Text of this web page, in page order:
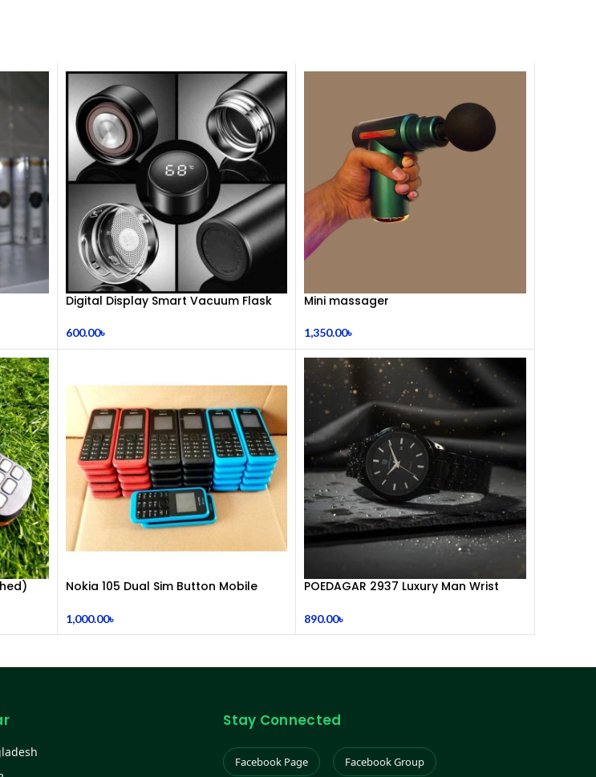
Digital Display Smart Vacuum Flask
600.00৳
Mini massager
1,350.00৳
Nokia 105 Dual Sim Button Mobile
1,000.00৳
POEDAGAR 2937 Luxury Man Wrist
890.00৳
Stay Connected
Facebook Page Facebook Group